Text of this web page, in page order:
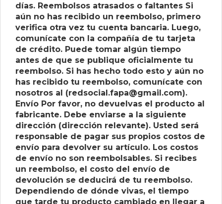
días. Reembolsos atrasados ​​o faltantes Si
aún no has recibido un reembolso, primero
verifica otra vez tu cuenta bancaria. Luego,
comunícate con la compañía de tu tarjeta
de crédito. Puede tomar algún tiempo
antes de que se publique oficialmente tu
reembolso. Si has hecho todo esto y aún no
has recibido tu reembolso, comunícate con
nosotros al (redsocial.fapa@gmail.com).
Envío Por favor, no devuelvas el producto al
fabricante. Debe enviarse a la siguiente
dirección (dirección relevante). Usted será
responsable de pagar sus propios costos de
envío para devolver su artículo. Los costos
de envío no son reembolsables. Si recibes
un reembolso, el costo del envío de
devolución se deducirá de tu reembolso.
Dependiendo de dónde vivas, el tiempo
que tarde tu producto cambiado en llegar a